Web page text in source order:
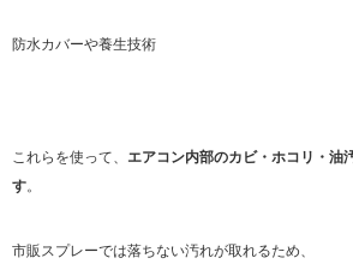
防水カバーや養生技術
これらを使って、 エアコン内部のカビ・ホコリ・油
す。
市販スプレーでは落ちない汚れが取れるため、